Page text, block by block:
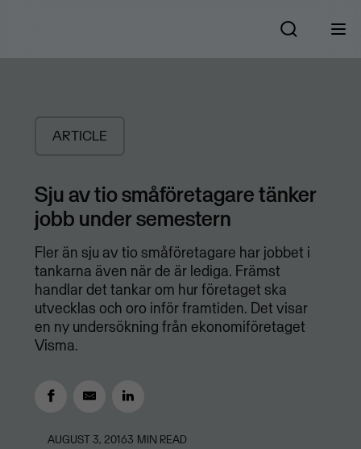
ARTICLE
Sju av tio småföretagare tänker
jobb under semestern
Fler än sju av tio småföretagare har jobbet i
tankarna även när de är lediga. Främst
handlar det tankar om hur företaget ska
utvecklas och oro inför framtiden. Det visar
en ny undersökning från ekonomiföretaget
Visma.
AUGUST 3, 20163 MIN READ